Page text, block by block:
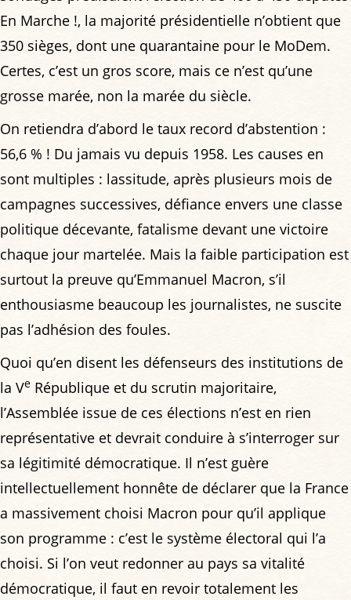
En Marche !, la majorité présidentielle n’obtient que
350 sièges, dont une quarantaine pour le MoDem.
Certes, c’est un gros score, mais ce n’est qu’une
grosse marée, non la marée du siècle.
On retiendra d’abord le taux record d’abstention :
56,6 % ! Du jamais vu depuis 1958. Les causes en
sont multiples : lassitude, après plusieurs mois de
campagnes successives, défiance envers une classe
politique décevante, fatalisme devant une victoire
chaque jour martelée. Mais la faible participation est
surtout la preuve qu’Emmanuel Macron, s’il
enthousiasme beaucoup les journalistes, ne suscite
pas l’adhésion des foules.
Quoi qu’en disent les défenseurs des institutions de
la Ve République et du scrutin majoritaire,
l’Assemblée issue de ces élections n’est en rien
représentative et devrait conduire à s’interroger sur
sa légitimité démocratique. Il n’est guère
intellectuellement honnête de déclarer que la France
a massivement choisi Macron pour qu’il applique
son programme : c’est le système électoral qui l’a
choisi. Si l’on veut redonner au pays sa vitalité
démocratique, il faut en revoir totalement les